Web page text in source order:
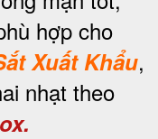
hợp cho
Xuất Khẩu,
nhạt theo